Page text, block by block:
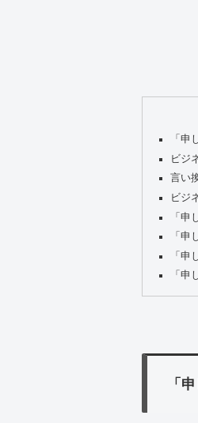
「申
ビジ
言い
ビジ
「申
「申
「申
「申
「